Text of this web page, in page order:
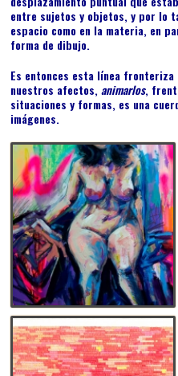
entre sujetos y objetos, y por lo
espacio como en la materia, en
forma de dibujo.
Es entonces esta línea
nuestros afectos,animarlos,
situaciones y formas, es una
imágenes.